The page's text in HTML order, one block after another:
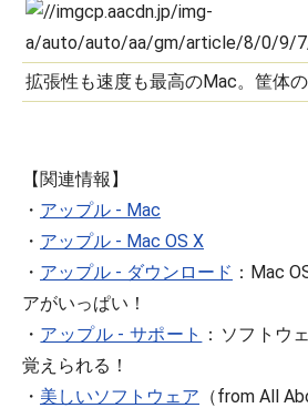
拡張性も速度も最高のMac。筐体
【関連情報】
・ アップル - Mac
・ アップル - Mac OS X
・ アップル - ダウンロード ：Mac
アがいっぱい！
・ アップル - サポート ：ソフトウ
覚えられる！
・ 美しいソフトウェア （from All